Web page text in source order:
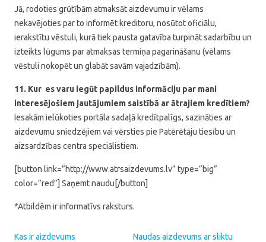
Jā, rodoties grūtībām atmaksāt aizdevumu ir vēlams
nekavējoties par to informēt kreditoru, nosūtot oficiālu,
ierakstītu vēstuli, kurā tiek pausta gatavība turpināt sadarbību un
izteikts lūgums par atmaksas termiņa pagarināšanu (vēlams
vēstuli nokopēt un glabāt savām vajadzībām).
11. Kur es varu iegūt papildus informāciju par mani
interesējošiem jautājumiem saistībā ar ātrajiem kredītiem?
Iesakām ielūkoties portāla sadaļā kredītpalīgs, sazināties ar
aizdevumu sniedzējiem vai vērsties pie Patērētāju tiesību un
aizsardzības centra speciālistiem.
[button link=”http://www.atrsaizdevums.lv” type=”big”
color=”red”] Saņemt naudu[/button]
*Atbildēm ir informatīvs raksturs.
Kas ir aizdevums
Naudas aizdevums ar sliktu